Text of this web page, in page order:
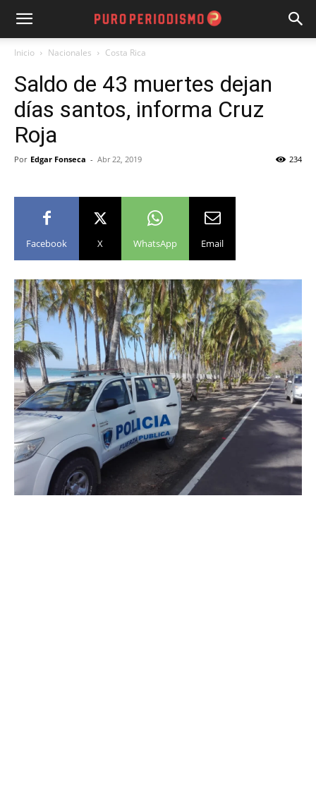
Inicio Nacionales Costa Rica
Saldo de 43 muertes dejan
días santos, informa Cruz
Roja
Por Edgar Fonseca - Abr 22, 2019 234
Facebook X WhatsApp Email